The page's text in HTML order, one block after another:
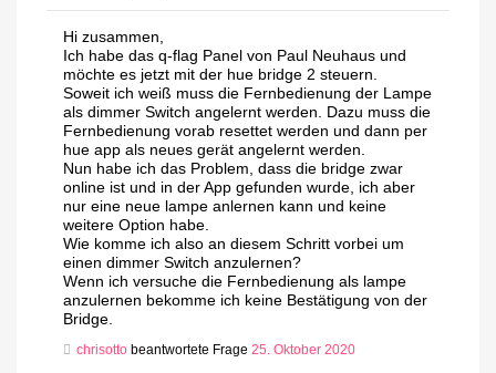
Hi zusammen,
Ich habe das q-flag Panel von Paul Neuhaus und
möchte es jetzt mit der hue bridge 2 steuern.
Soweit ich weiß muss die Fernbedienung der Lampe
als dimmer Switch angelernt werden. Dazu muss die
Fernbedienung vorab resettet werden und dann per
hue app als neues gerät angelernt werden.
Nun habe ich das Problem, dass die bridge zwar
online ist und in der App gefunden wurde, ich aber
nur eine neue lampe anlernen kann und keine
weitere Option habe.
Wie komme ich also an diesem Schritt vorbei um
einen dimmer Switch anzulernen?
Wenn ich versuche die Fernbedienung als lampe
anzulernen bekomme ich keine Bestätigung von der
Bridge.
chrisotto beantwortete Frage 25. Oktober 2020